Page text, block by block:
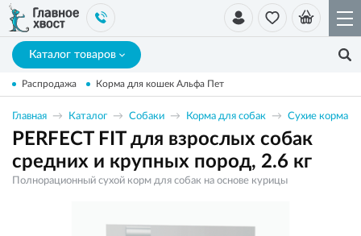
Каталог товаров
Распродажа Корма для кошек Альфа Пет
Главная Каталог Собаки Корма для собак Сухие корма
PERFECT FIT для взрослых собак
средних и крупных пород, 2.6 кг
Полнорационный сухой корм для собак на основе курицы